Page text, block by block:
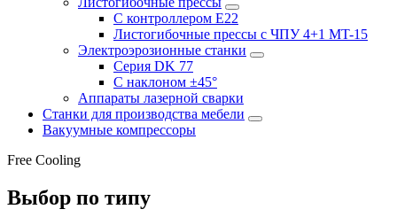
С контроллером E22
Листогибочные прессы с ЧПУ 4+1 MT-15
Электроэрозионные станки
Серия DK 77
С наклоном ±45°
Аппараты лазерной сварки
Станки для производства мебели
Вакуумные компрессоры
Free Cooling
Выбор по типу